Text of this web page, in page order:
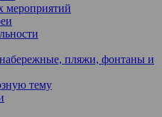
мероприятий
пляжи, фонтаны и
тему